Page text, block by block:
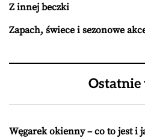
Z innej beczki
Zapach, świece i sezonowe
Węgarek okienny – co to jest i